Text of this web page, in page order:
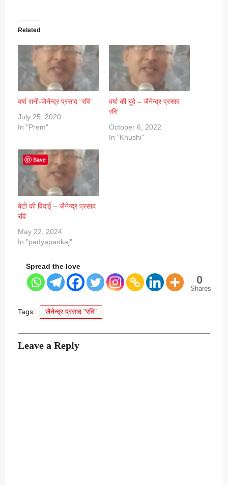
Related
वर्षा रानी-जैनेन्द्र प्रसाद “रवि”
July 25, 2020
In "Prem"
वर्षा की बूंदे – जैनेन्द्र प्रसाद
रवि’
October 6, 2022
In "Khushi"
बेटी की विदाई – जैनेन्द्र प्रसाद
रवि’
May 22, 2024
In "padyapankaj"
Spread the love
0
Shares
Tags: जैनेन्द्र प्रसाद "रवि"
Leave a Reply
Save